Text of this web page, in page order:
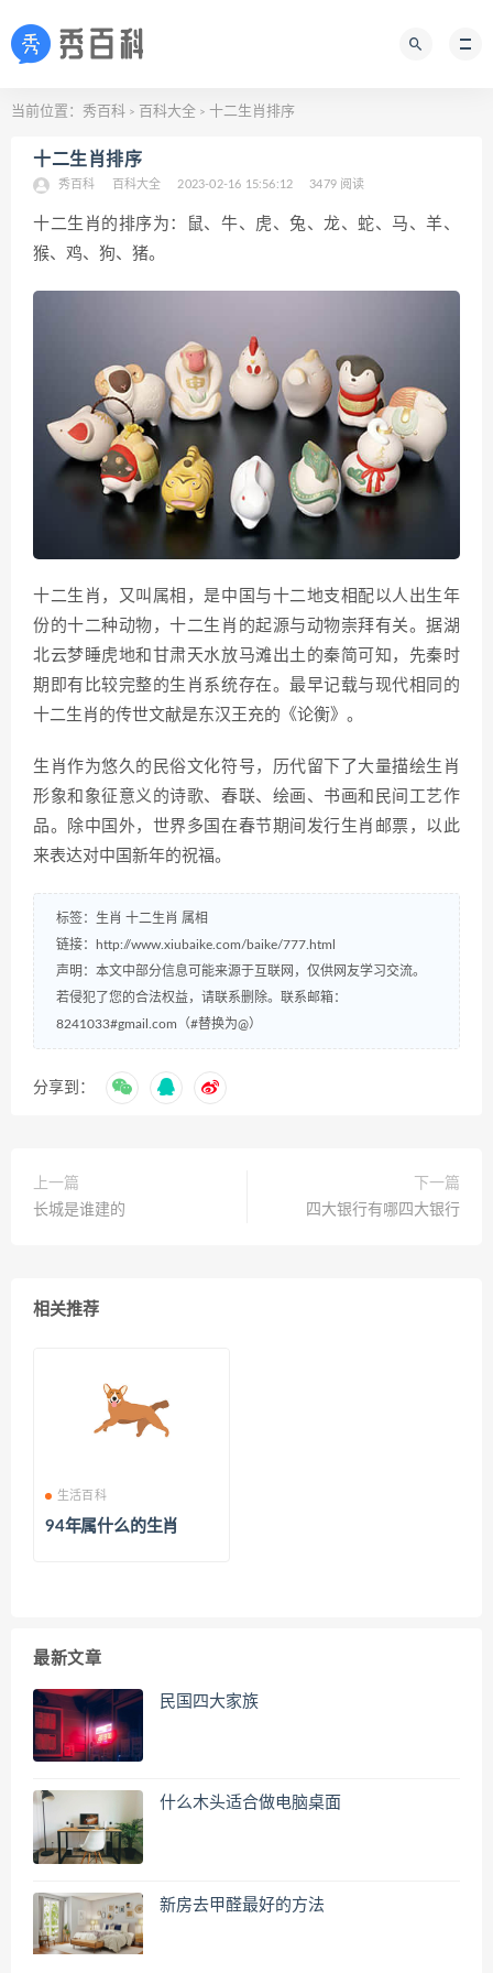
当前位置： 秀百科 > 百科大全 > 十二生肖排序
十二生肖排序
秀百科 百科大全 2023-02-16 15:56:12 3479 阅读
十二生肖的排序为：鼠、牛、虎、兔、龙、蛇、马、羊、
猴、鸡、狗、猪。
十二生肖，又叫属相，是中国与十二地支相配以人出生年
份的十二种动物，十二生肖的起源与动物崇拜有关。据湖
北云梦睡虎地和甘肃天水放马滩出土的秦简可知，先秦时
期即有比较完整的生肖系统存在。最早记载与现代相同的
十二生肖的传世文献是东汉王充的《论衡》。
生肖作为悠久的民俗文化符号，历代留下了大量描绘生肖
形象和象征意义的诗歌、春联、绘画、书画和民间工艺作
品。除中国外，世界多国在春节期间发行生肖邮票，以此
来表达对中国新年的祝福。
标签： 生肖 十二生肖 属相
链接：
http://www.xiubaike.com/baike/777.html
声明：本文中部分信息可能来源于互联网，仅供网友学习交流。
若侵犯了您的合法权益，请联系删除。联系邮箱：
8241033#gmail.com（#替换为@）
分享到：
上一篇
长城是谁建的
下一篇
四大银行有哪四大银行
相关推荐
生活百科
94年属什么的生肖
最新文章
民国四大家族
什么木头适合做电脑桌面
新房去甲醛最好的方法